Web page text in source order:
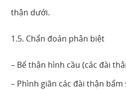
thận dưới.
1.5. Chẩn đoán phân biệt
– Bể thận hình cầu (các đài
– Phình giãn các đài thận